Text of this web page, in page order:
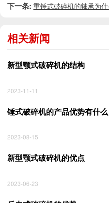
下一条: 重锤式破碎机的轴承为
相关新闻
新型颚式破碎机的结构
2023-11-11
锤式破碎机的产品优势有什么
2023-08-15
新型颚式破碎机的优点
2023-06-23